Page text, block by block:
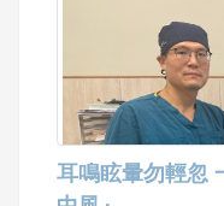
耳鳴眩暈勿輕忽